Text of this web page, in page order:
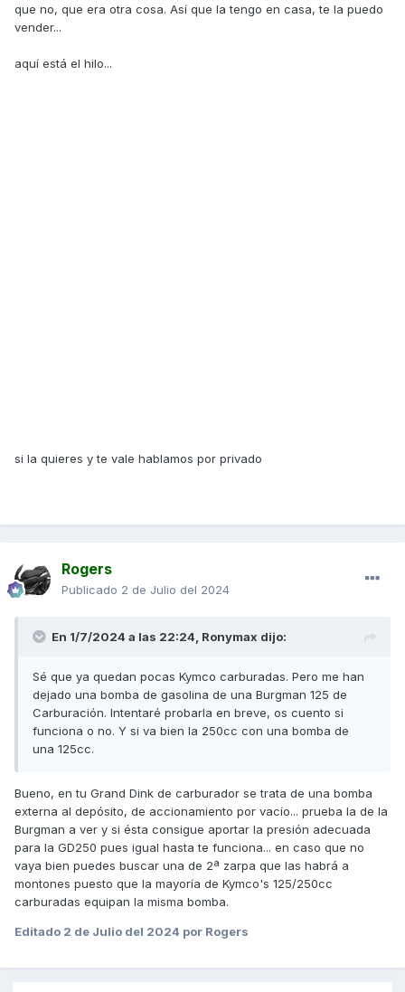
que no, que era otra cosa. Así que la tengo en casa, te la puedo
vender...
aquí está el hilo...
si la quieres y te vale hablamos por privado
Rogers
Publicado 2 de Julio del 2024
En 1/7/2024 a las 22:24, Ronymax dijo:
Sé que ya quedan pocas Kymco carburadas. Pero me han
dejado una bomba de gasolina de una Burgman 125 de
Carburación. Intentaré probarla en breve, os cuento si
funciona o no. Y si va bien la 250cc con una bomba de
una 125cc.
Bueno, en tu Grand Dink de carburador se trata de una bomba
externa al depósito, de accionamiento por vacío... prueba la de la
Burgman a ver y si ésta consigue aportar la presión adecuada
para la GD250 pues igual hasta te funciona... en caso que no
vaya bien puedes buscar una de 2ª zarpa que las habrá a
montones puesto que la mayoría de Kymco's 125/250cc
carburadas equipan la misma bomba.
Editado 2 de Julio del 2024 por Rogers